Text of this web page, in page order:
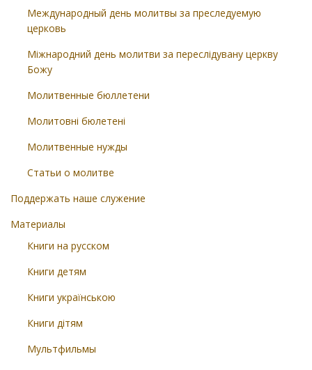
Международный день молитвы за преследуемую
церковь
Міжнародний день молитви за переслідувану церкву
Божу
Молитвенные бюллетени
Молитовні бюлетені
Молитвенные нужды
Статьи о молитве
Поддержать наше служение
Материалы
Книги на русском
Книги детям
Книги українською
Книги дітям
Мультфильмы